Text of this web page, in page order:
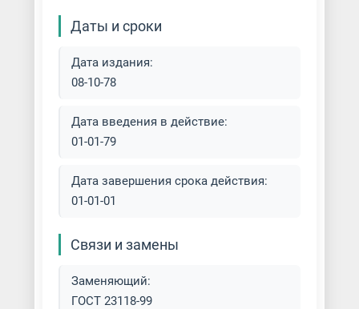
Даты и сроки
Дата издания:
08-10-78
Дата введения в действие:
01-01-79
Дата завершения срока действия:
01-01-01
Связи и замены
Заменяющий:
ГОСТ 23118-99